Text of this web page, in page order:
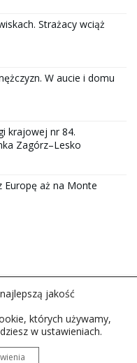
Strażacy wciąż
W aucie i domu
krajowej nr 84.
Zagórz–Lesko
Europę aż na Monte
S.A. w likwidacj.
jakość
których używamy,
w ustawieniach.